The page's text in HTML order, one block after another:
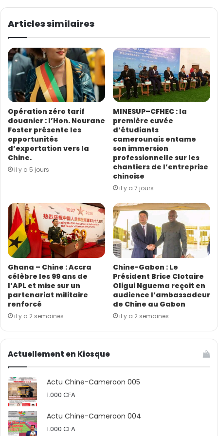
pays du Sud doivent s’unir. Le faisant, il pense qu’ils
pourront bâtir un avenir commun, plus juste, durable et
inclusif parce que dit-il, les nombreux défis des pays du
Sud sont profondément interconnectés.
« Pour que cette coopération porte ses fruits, elle doit
lancé Médéric Beugré du haut de son auditorium. C’est
fort de ces propos qu’il explique que chaque pays, qu’il
soit grand ou petit, peut apporter une contribution
cette revitalisation de la coopération entre les pays du
Sud global ne peut s’opérer sans l’engagement actif
de leurs dirigeants ainsi que de la mobilisation des
secteurs public et privé. Pour lui, ce voyage vers un Sud
o
r
e
a
d
r
e
s
s
e
E
m
a
l
Articles similaires
Opération zéro tarif
douanier : l’Hon. Nourane
Foster présente les
opportunités
d’exportation vers la
Chine.
il y a 5 jours
MINESUP–CFHEC : la
première cuvée
d’étudiants
camerounais entame
son immersion
professionnelle sur les
chantiers de l’entreprise
chinoise
il y a 7 jours
Ghana – Chine : Accra
célèbre les 99 ans de
l’APL et mise sur un
partenariat militaire
renforcé
il y a 2 semaines
Chine-Gabon : Le
Président Brice Clotaire
Oligui Nguema reçoit en
audience l’ambassadeur
de Chine au Gabon
il y a 2 semaines
Actuellement en Kiosque
Actu Chine-Cameroon 005
1.000 CFA
Actu Chine-Cameroon 004
1.000 CFA